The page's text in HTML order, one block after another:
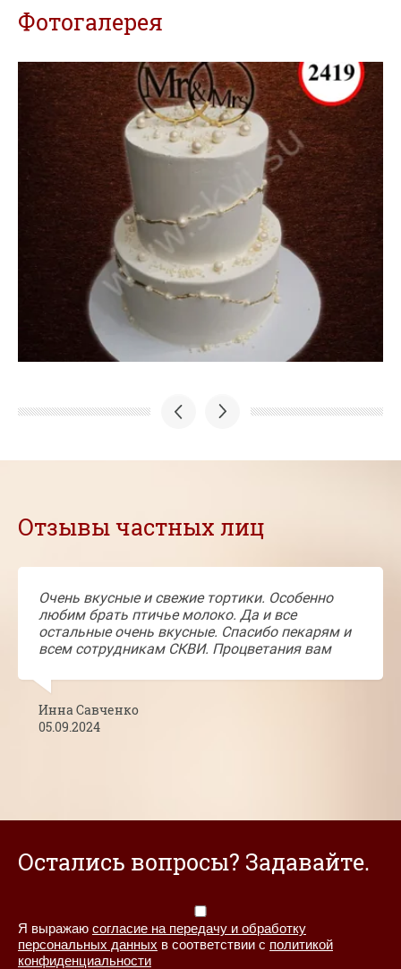
Фотогалерея
Отзывы частных лиц
Очень вкусные и свежие тортики. Особенно
любим брать птичье молоко. Да и все
остальные очень вкусные. Спасибо пекарям и
всем сотрудникам СКВИ. Процветания вам
Инна Савченко
05.09.2024
Остались вопросы? Задавайте.
Я выражаю согласие на передачу и обработку
персональных данных в соответствии с политикой
конфиденциальности